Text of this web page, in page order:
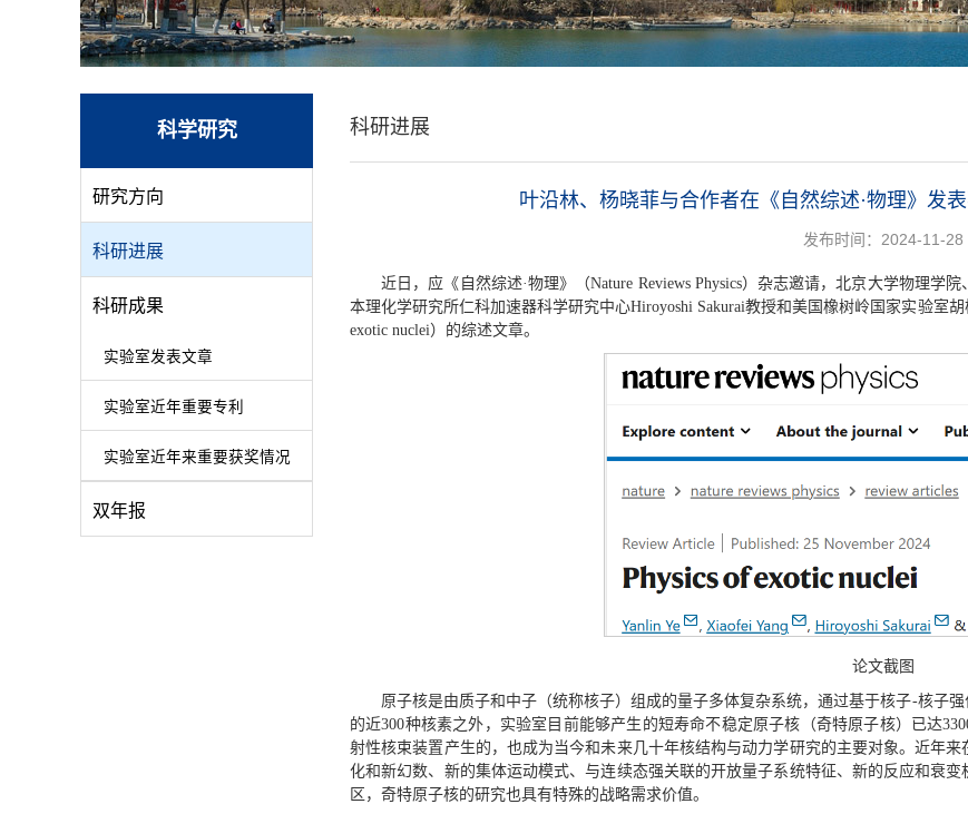
科学研究
研究方向
科研进展
科研成果
实验室发表文章
实验室近年重要专利
实验室近年来重要获奖情况
双年报
科研进展
叶沿林、杨晓菲与合作者在《自然综述·物理》发
发布时间：2024-11-28
近日，应《自然综述·物理》（Nature Reviews Physics）杂志邀请，北京大学物理学
本理化学研究所仁科加速器科学研究中心Hiroyoshi Sakurai教授和美国橡树岭国家实验室
exotic nuclei）的综述文章。
论文截图
原子核是由质子和中子（统称核子）组成的量子多体复杂系统，通过基于核子-核子
的近300种核素之外，实验室目前能够产生的短寿命不稳定原子核（奇特原子核）已达
射性核束装置产生的，也成为当今和未来几十年核结构与动力学研究的主要对象。近年
化和新幻数、新的集体运动模式、与连续态强关联的开放量子系统特征、新的反应和衰
区，奇特原子核的研究也具有特殊的战略需求价值。